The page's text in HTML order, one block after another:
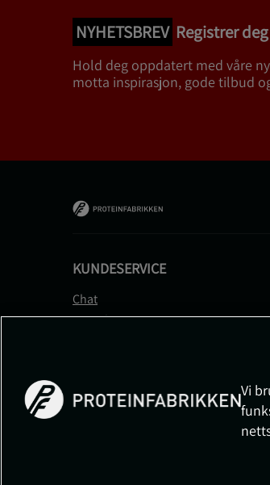
NYHETSBREV Registrer
Hold deg oppdatert med våre
motta inspirasjon, gode tilbud
KUNDESERVICE
Chat
Kontakt
FAQ
Vi